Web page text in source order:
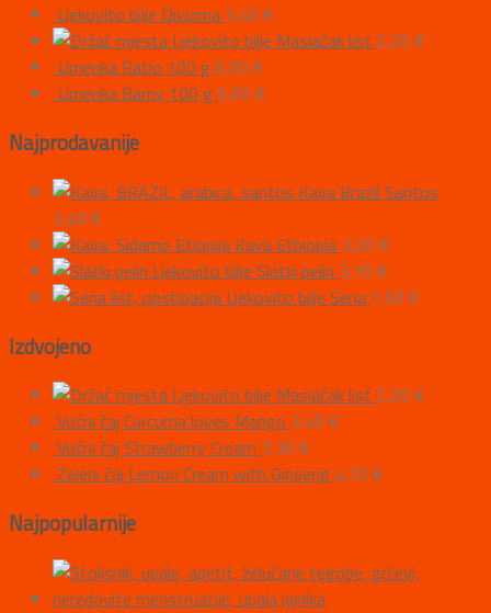
Ljekovito bilje Divizma 3,40 €
Ljekovito bilje Maslačak list 2,20 €
Limenka Ratio 100 g 6,00 €
Limenka Barny 100 g 6,60 €
Najprodavanije
Kava Brazil Santos
3,40 €
Kava Ethiopia 3,20 €
Ljekovito bilje Slatki pelin 3,70 €
Ljekovito bilje Sena 1,50 €
Izdvojeno
Ljekovito bilje Maslačak list 2,20 €
Voćni čaj Curcuma loves Mango 3,40 €
Voćni čaj Strawberry Cream 3,30 €
Zeleni čaj Lemon Cream with Ginseng 4,70 €
Najpopularnije